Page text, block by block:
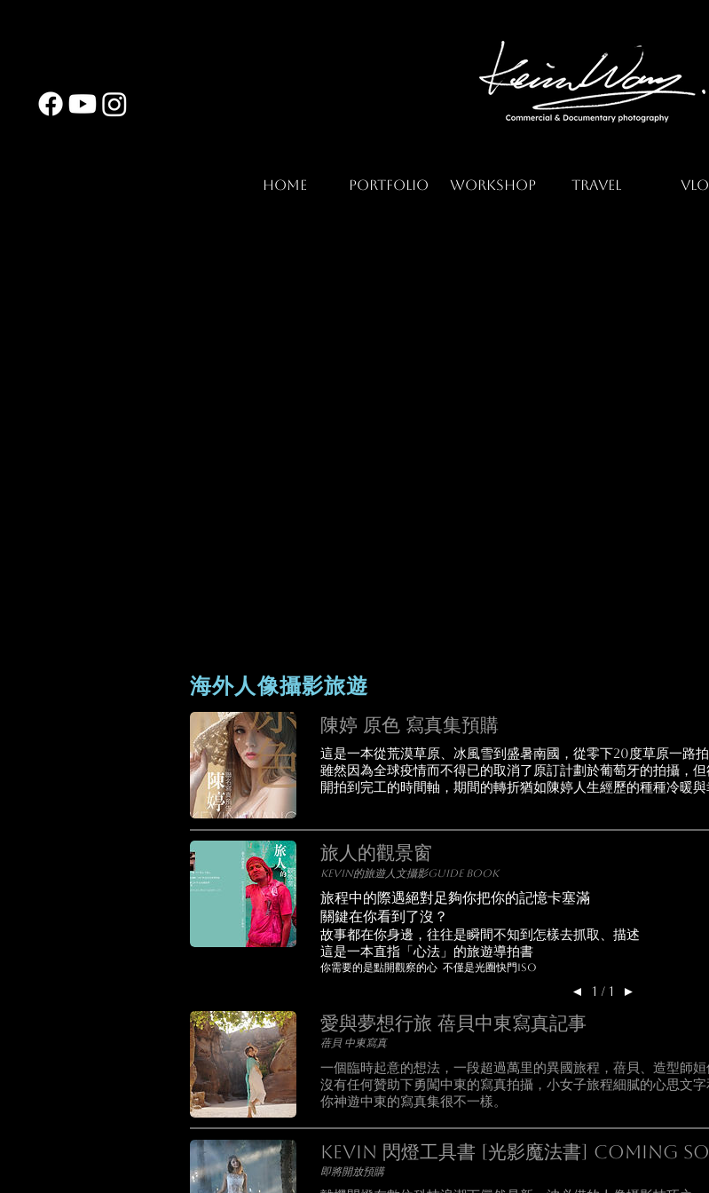
Home Portfolio Workshop Travel
海外人像攝影旅遊
陳婷 原色 寫真集預購
這是一本從荒漠草原、冰風雪到盛暑南國，從零下20度草原一路
雖然因為全球疫情而不得已的取消了原訂計劃於葡萄牙的拍攝，
開拍到完工的時間軸，期間的轉折猶如陳婷人生經歷的種種冷暖與
旅人的觀景窗
kevin的旅遊人文攝影guide book
旅程中的際遇絕對足夠你把你的記憶卡塞滿
關鍵在你看到了沒？
故事都在你身邊，往往是瞬間不知到怎樣去抓取、描述
這是一本直指「心法」的旅遊導拍書
你需要的是點開觀察的心 不僅是光圈快門ISO
◄ 1 / 1 ►
愛與夢想行旅 蓓貝中東寫真記事
蓓貝 中東寫真
一個臨時起意的想法，一段超過萬里的異國旅程，蓓貝、造型師
沒有任何贊助下勇闖中東的寫真拍攝，小女子旅程細膩的心思文
你神遊中東的寫真集很不一樣。
Kevin 閃燈工具書 [光影魔法書] coming
即將開放預購